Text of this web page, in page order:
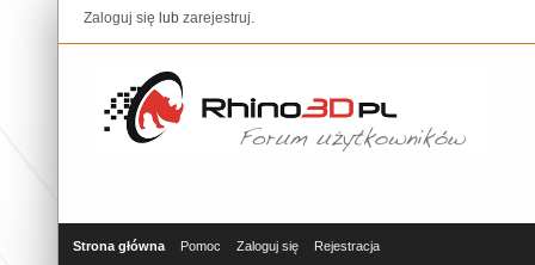
Zaloguj się lub zarejestruj.
Strona główna Pomoc Zaloguj się Rejestracja